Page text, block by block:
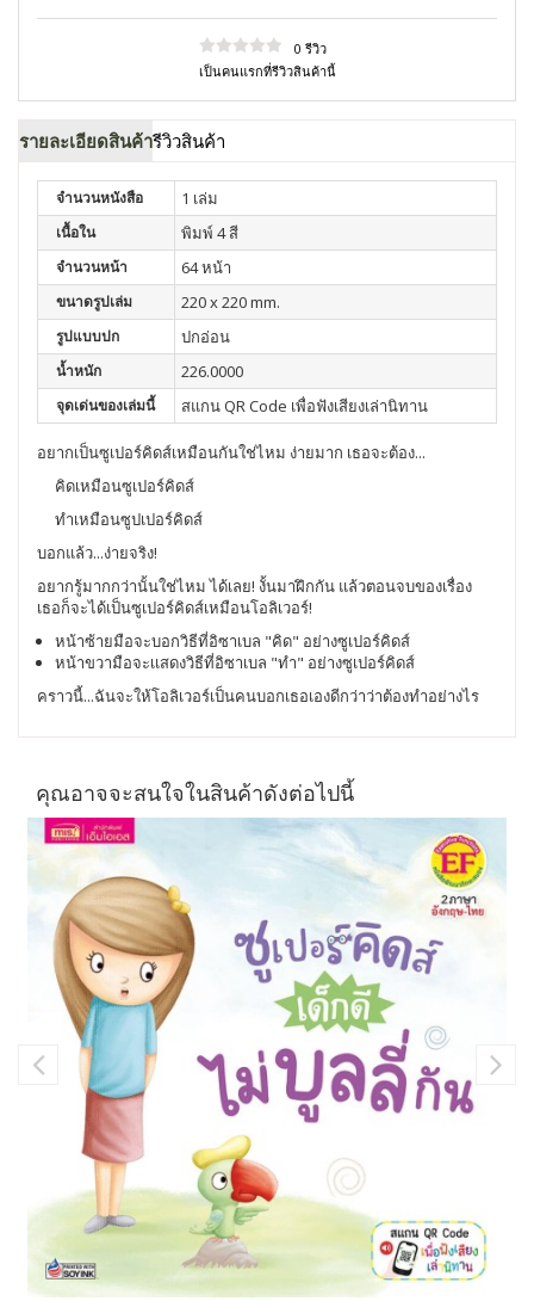
0 รีวิว
เป็นคนแรกที่รีวิวสินค้านี้
รายละเอียดสินค้ารีวิวสินค้า
จำนวนหนังสือ 1 เล่ม
เนื้อใน พิมพ์ 4 สี
จำนวนหน้า 64 หน้า
ขนาดรูปเล่ม 220 x 220 mm.
รูปแบบปก ปกอ่อน
น้ำหนัก 226.0000
จุดเด่นของเล่มนี้ สแกน QR Code เพื่อฟังเสียงเล่านิทาน
อยากเป็นซูเปอร์คิดส์เหมือนกันใช่ไหม ง่ายมาก เธอจะต้อง...
คิดเหมือนซูเปอร์คิดส์
ทำเหมือนซูปเปอร์คิดส์
บอกแล้ว...ง่ายจริง!
อยากรู้มากกว่านั้นใช่ไหม ได้เลย! งั้นมาฝึกกัน แล้วตอนจบของเรื่อง
เธอก็จะได้เป็นซูเปอร์คิดส์เหมือนโอลิเวอร์!
หน้าซ้ายมือจะบอกวิธีที่อิซาเบล "คิด" อย่างซูเปอร์คิดส์
หน้าขวามือจะเเสดงวิธีที่อิซาเบล "ทำ" อย่างซูเปอร์คิดส์
คราวนี้...ฉันจะให้โอลิเวอร์เป็นคนบอกเธอเองดีกว่าว่าต้องทำอย่างไร
คุณอาจจะสนใจในสินค้าดังต่อไปนี้